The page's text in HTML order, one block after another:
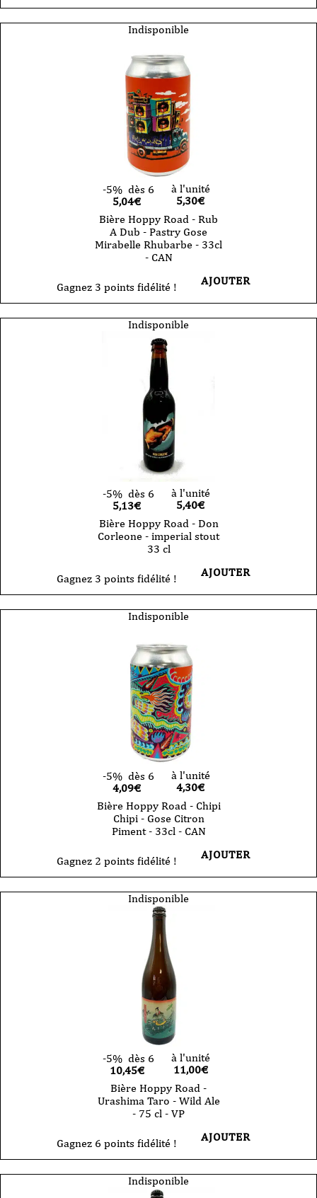
Road
Indisponible
-5% dès 6
5,04€
à l'unité
5,30€
Bière Hoppy Road - Rub
A Dub - Pastry Gose
Mirabelle Rhubarbe - 33cl
- CAN
Gagnez 3 points fidélité ! AJOUTER
Indisponible
-5% dès 6
5,13€
à l'unité
5,40€
Bière Hoppy Road - Don
Corleone - imperial stout
33 cl
Gagnez 3 points fidélité ! AJOUTER
Indisponible
-5% dès 6
4,09€
à l'unité
4,30€
Bière Hoppy Road - Chipi
Chipi - Gose Citron
Piment - 33cl - CAN
Gagnez 2 points fidélité ! AJOUTER
Indisponible
-5% dès 6
10,45€
à l'unité
11,00€
Bière Hoppy Road -
Urashima Taro - Wild Ale
- 75 cl - VP
Gagnez 6 points fidélité ! AJOUTER
Indisponible